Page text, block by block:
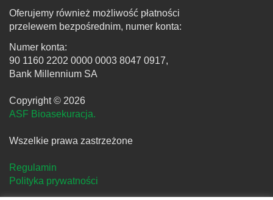
Oferujemy również możliwość płatności
przelewem bezpośrednim, numer konta:
Numer konta:
90 1160 2202 0000 0003 8047 0917,
Bank Millennium SA
Copyright © 2026
ASF Bioasekuracja.
Wszelkie prawa zastrzeżone
Regulamin
Polityka prywatności